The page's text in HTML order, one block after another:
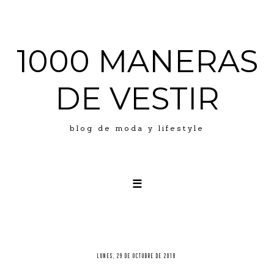
1000 MANERAS
DE VESTIR
blog de moda y lifestyle
☰
PRESS
LUNES, 29 DE OCTUBRE DE 2018